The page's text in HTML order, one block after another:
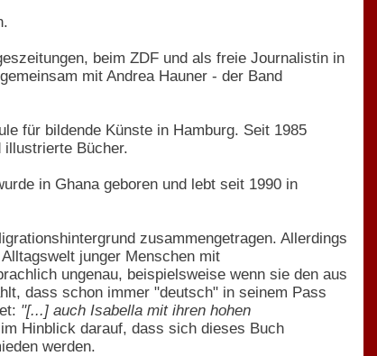
beim ZDF und als freie Journalistin in
mit Andrea Hauner - der Band
für bildende Künste in Hamburg. Seit 1985
Bücher.
in Ghana geboren und lebt seit 1990 in
zusammengetragen. Allerdings
junger Menschen mit
ungenau, beispielsweise wenn sie den aus
dass schon immer "deutsch" in seinem Pass
"[...] auch Isabella mit ihren hohen
Hinblick darauf, dass sich dieses Buch
werden.